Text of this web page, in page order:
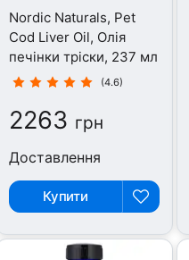
Nordic Naturals, Pet
Cod Liver Oil, Олія
печінки тріски, 237 мл
(4.6)
2263 грн
Доставлення
Купити